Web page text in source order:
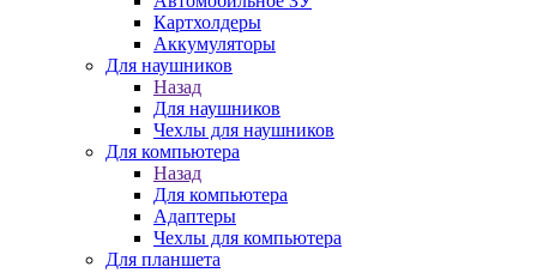
Картхолдеры
Аккумуляторы
Для наушников
Назад
Для наушников
Чехлы для наушников
Для компьютера
Назад
Для компьютера
Адаптеры
Чехлы для компьютера
Для планшета